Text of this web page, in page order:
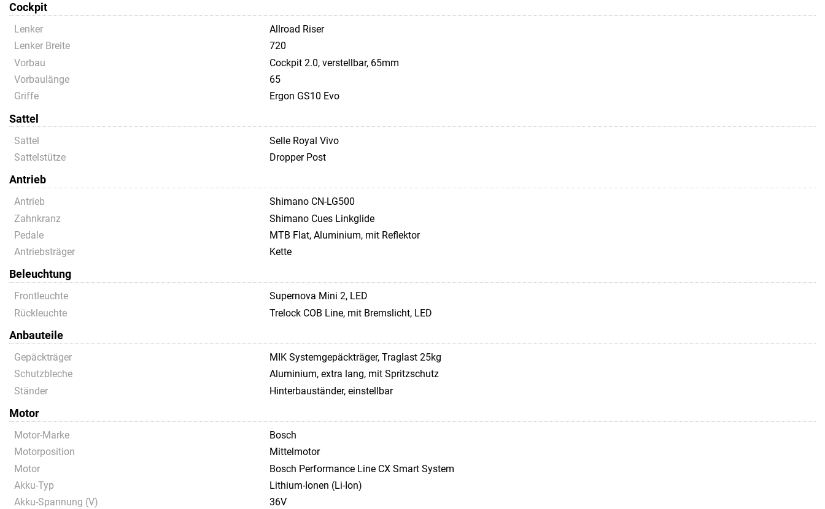
Cockpit
Lenker
Allroad Riser
Lenker Breite
720
Vorbau
Cockpit 2.0, verstellbar, 65mm
Vorbaulänge
65
Griffe
Ergon GS10 Evo
Sattel
Sattel
Selle Royal Vivo
Sattelstütze
Dropper Post
Antrieb
Antrieb
Shimano CN-LG500
Zahnkranz
Shimano Cues Linkglide
Pedale
MTB Flat, Aluminium, mit Reflektor
Antriebsträger
Kette
Beleuchtung
Frontleuchte
Supernova Mini 2, LED
Rückleuchte
Trelock COB Line, mit Bremslicht, LED
Anbauteile
Gepäckträger
MIK Systemgepäckträger, Traglast 25kg
Schutzbleche
Aluminium, extra lang, mit Spritzschutz
Ständer
Hinterbauständer, einstellbar
Motor
Motor-Marke
Bosch
Motorposition
Mittelmotor
Motor
Bosch Performance Line CX Smart System
Akku-Typ
Lithium-Ionen (Li-Ion)
Akku-Spannung (V)
36V